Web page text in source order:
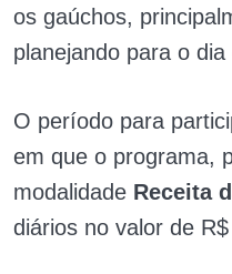
os gaúchos,
planejando para o
O período para
em que o programa,
modalidade Receita
diários no valor de